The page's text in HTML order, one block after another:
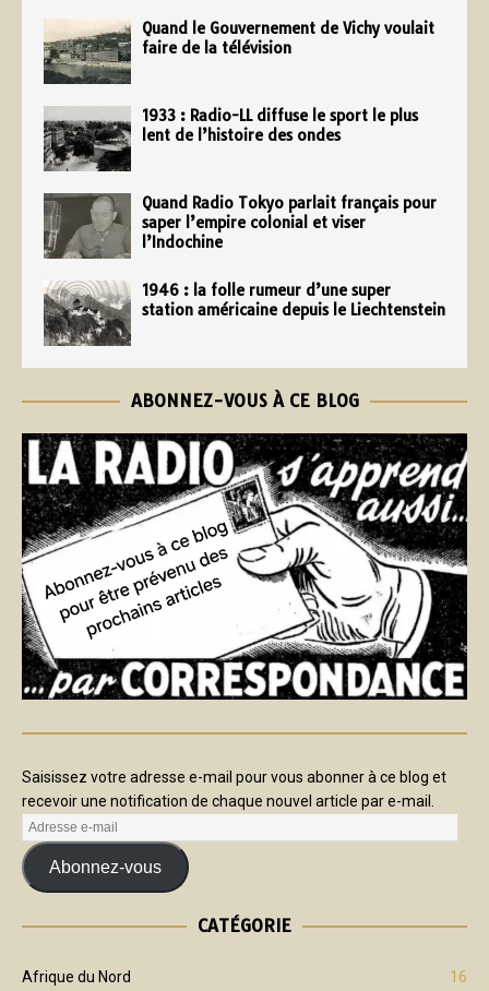
Quand le Gouvernement de Vichy voulait
faire de la télévision
1933 : Radio-LL diffuse le sport le plus
lent de l’histoire des ondes
Quand Radio Tokyo parlait français pour
saper l’empire colonial et viser
l’Indochine
1946 : la folle rumeur d’une super
station américaine depuis le Liechtenstein
ABONNEZ-VOUS À CE BLOG
Saisissez votre adresse e-mail pour vous abonner à ce blog et
recevoir une notification de chaque nouvel article par e-mail.
Abonnez-vous
CATÉGORIE
Afrique du Nord 16